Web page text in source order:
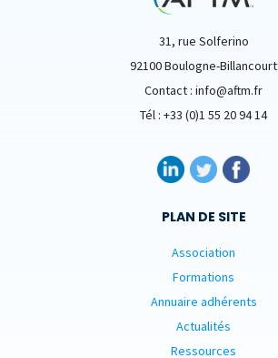
31, rue Solferino
92100 Boulogne-Billancourt
Contact : info@aftm.fr
Tél : +33 (0)1 55 20 94 14
PLAN DE SITE
Association
Formations
Annuaire adhérents
Actualités
Ressources